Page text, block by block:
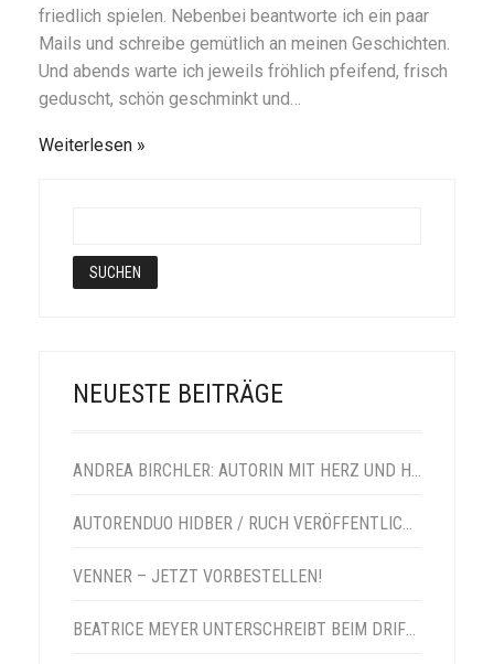
friedlich spielen. Nebenbei beantworte ich ein paar
Mails und schreibe gemütlich an meinen Geschichten.
Und abends warte ich jeweils fröhlich pfeifend, frisch
geduscht, schön geschminkt und…
Weiterlesen
NEUESTE BEITRÄGE
VENNER – JETZT VORBESTELLEN!